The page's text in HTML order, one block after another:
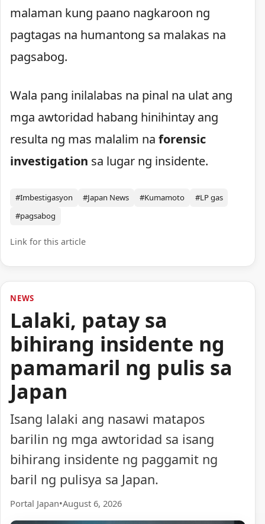
malaman kung paano nagkaroon ng
pagtagas na humantong sa malakas na
pagsabog.
Wala pang inilalabas na pinal na ulat ang
mga awtoridad habang hinihintay ang
resulta ng mas malalim na forensic
investigation sa lugar ng insidente.
#Imbestigasyon #Japan News #Kumamoto
#LP gas
#pagsabog
Link for this article
NEWS
Lalaki, patay sa
bihirang insidente ng
pamamaril ng pulis sa
Japan
Isang lalaki ang nasawi matapos
barilin ng mga awtoridad sa isang
bihirang insidente ng paggamit ng
baril ng pulisya sa Japan.
Portal Japan•August 6, 2026